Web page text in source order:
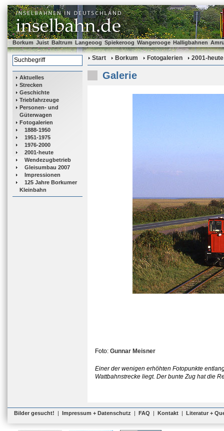
Borkum Juist Baltrum Langeoog Spiekeroog Wangerooge Halligbahnen
Aktuelles
Strecken
Geschichte
Triebfahrzeuge
Personen- und
Güterwagen
Fotogalerien
1888-1950
1951-1975
1976-2000
2001-heute
Wendezugbetrieb
Gleisumbau 2007
Impressionen
125 Jahre Borkumer
Kleinbahn
Start Borkum Fotogalerien 2001-heute
Galerie
Foto: Gunnar Meisner
Einer der wenigen erhöhten Fotopunkte
Wattbahnstrecke liegt. Der bunte Zug hat die
Bilder gesucht! | Impressum + Datenschutz | FAQ | Kontakt | Literatur +